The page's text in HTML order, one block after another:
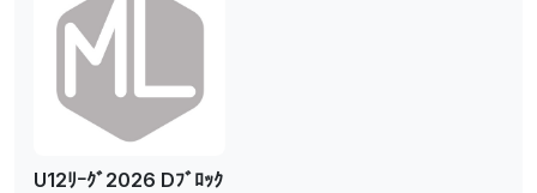
U12ﾘｰｸﾞ2026 Dﾌﾞﾛｯｸ